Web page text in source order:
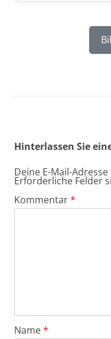
Hinterlassen Sie
Deine E-Mail-
Erforderliche Felder
Kommentar*
Name*